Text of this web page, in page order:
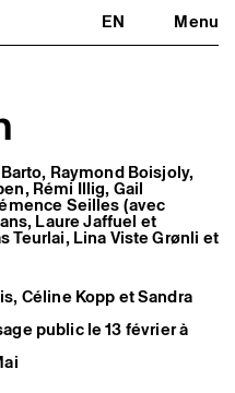
EN Menu
Fermer
Raymond Boisjoly,
Rémi Illig, Gail
Seilles (avec
Laure Jaffuel et
Teurlai, Lina Viste Grønli et
Céline Kopp et Sandra
public le 13 février à